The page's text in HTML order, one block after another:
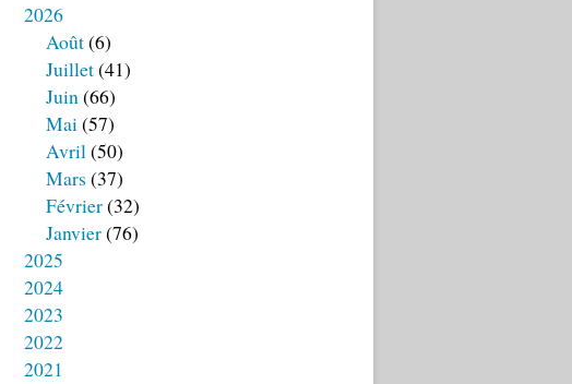
2026
Août(6)
Juillet(41)
Juin(66)
Mai(57)
Avril(50)
Mars (37)
Février(32)
Janvier(76)
2025
2024
2023
2022
2021